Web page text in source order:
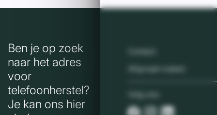
Ben je op zoek
naar het adres
voor
telefoonherstel?
Je kan ons hier
Contact
Afspraak maken
Volg ons: